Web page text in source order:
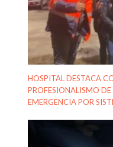
HOSPITAL DESTACA
PROFESIONALISMO
EMERGENCIA POR